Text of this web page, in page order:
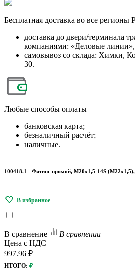
Бесплатная доставка во все регионы
доставка до двери/терминала
компаниями: «Деловые
самовывоз со склада: Химки,
30.
Любые способы оплаты
банковская карта;
безналичный расчёт;
наличные.
100418.1 - Фитинг прямой, M20x1,5-14S
В сравнение
В сравнении
Цена с НДС
997.96 ₽
ИТОГО: ₽